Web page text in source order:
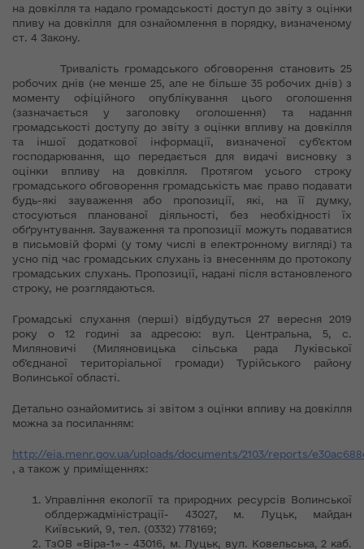
на довкілля та надало громадськості доступ до звіту з оцінки
пливу на довкілля для ознайомлення в порядку, визначеному
ст. 4 Закону.
Тривалість громадського обговорення становить 25
робочих днів (не менше 25, але не більше 35 робочих днів) з
моменту офіційного опублікування цього оголошення
(зазначається у заголовку оголошення) та надання
громадськості доступу до звіту з оцінки впливу на довкілля
та іншої додаткової інформації, визначеної суб’єктом
господарювання, що передається для видачі висновку з
оцінки впливу на довкілля. Протягом усього строку
громадського обговорення громадськість має право подавати
будь-які зауваження або пропозиції, які, на її думку,
стосуються планованої діяльності, без необхідності їх
обґрунтування. Зауваження та пропозиції можуть подаватися
в письмовій формі (у тому числі в електронному вигляді) та
усно під час громадських слухань із внесенням до протоколу
громадських слухань. Пропозиції, надані після встановленого
строку, не розглядаються.
Громадські слухання (перші) відбудуться 27 вересня 2019
року о 12 годині за адресою: вул. Центральна, 5, с.
Миляновичі (Миляновицька сільська рада Луківської
об’єднаної територіальної громади) Турійського району
Волинської області.
Детально ознайомитись зі звітом з оцінки впливу на довкілля
можна за посиланням:
http://eia.menr.gov.ua/uploads/documents/2103/reports/
, а також у приміщеннях:
Управління екології та природних ресурсів Волинської
облдержадміністрації- 43027, м. Луцьк, майдан
Київський, 9, тел. (0332) 778169;
ТзОВ «Віра-1» - 43016, м. Луцьк, вул. Ковельська, 2 каб.